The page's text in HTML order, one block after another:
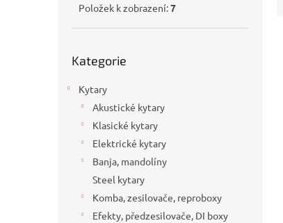
Položek k zobrazení:7
kategorie
Kategorie
Kytary
Akustické kytary
Klasické kytary
Elektrické kytary
Banja, mandolíny
Steel kytary
Komba, zesilovače, reproboxy
Efekty, předzesilovače, DI boxy